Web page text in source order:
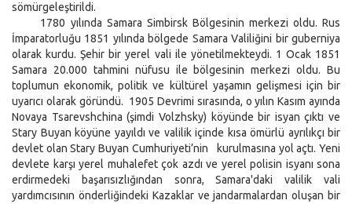
sömürgeleştirildi.
1780 yılında Samara Simbirsk Bölgesinin merkezi oldu. Rus
İmparatorluğu 1851 yılında bölgede Samara Valiliğini bir guberniya
olarak kurdu. Şehir bir yerel vali ile yönetilmekteydi. 1 Ocak 1851
Samara 20.000 tahmini nüfusu ile bölgesinin merkezi oldu. Bu
toplumun ekonomik, politik ve kültürel yaşamın gelişmesi için bir
uyarıcı olarak göründü. 1905 Devrimi sırasında, o yılın Kasım ayında
Novaya Tsarevshchina (şimdi Volzhsky) köyünde bir isyan çıktı ve
Stary Buyan köyüne yayıldı ve valilik içinde kısa ömürlü ayrılıkçı bir
devlet olan Stary Buyan Cumhuriyeti’nin kurulmasına yol açtı. Yeni
devlete karşı yerel muhalefet çok azdı ve yerel polisin isyanı sona
erdirmedeki başarısızlığından sonra, Samara'daki valilik vali
yardımcısının önderliğindeki Kazaklar ve jandarmalardan oluşan bir